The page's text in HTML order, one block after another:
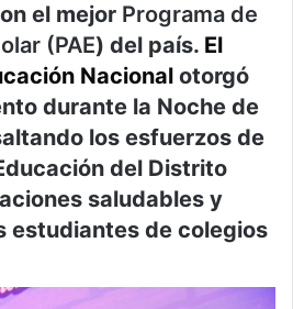
el mejor Programa de
(PAE) del país. El
Nacional otorgó
durante la Noche de
los esfuerzos de
del Distrito
saludables y
estudiantes de colegios